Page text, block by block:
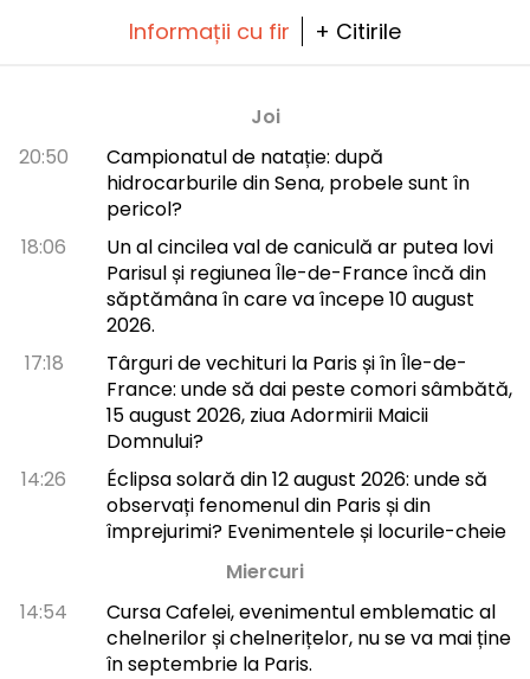
Informații cu fir + Citirile
Joi
20:50
Campionatul de natație: după
hidrocarburile din Sena, probele sunt în
pericol?
18:06
Un al cincilea val de caniculă ar putea lovi
Parisul și regiunea Île-de-France încă din
săptămâna în care va începe 10 august
2026.
17:18
Târguri de vechituri la Paris și în Île-de-
France: unde să dai peste comori sâmbătă,
15 august 2026, ziua Adormirii Maicii
Domnului?
14:26
Éclipsa solară din 12 august 2026: unde să
observați fenomenul din Paris și din
împrejurimi? Evenimentele și locurile-cheie
Miercuri
14:54
Cursa Cafelei, evenimentul emblematic al
chelnerilor și chelnerițelor, nu se va mai ține
în septembrie la Paris.